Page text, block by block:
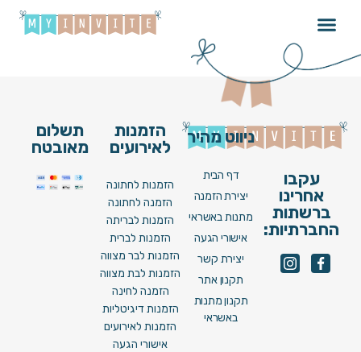
Henna N05 [ Image ]
עקבו
אחרינו
ברשתות
החברתיות:
ניווט מהיר
דף הבית
יצירת הזמנה
מתנות באשראי
אישורי הגעה
יצירת קשר
תקנון אתר
תקנון מתנות
באשראי
הזמנות
לאירועים
הזמנות לחתונה
הזמנה לחתונה
הזמנות לבריתה
הזמנות לברית
הזמנות לבר מצווה
הזמנות לבת מצווה
הזמנה לחינה
הזמנות דיגיטליות
הזמנות לאירועים
אישורי הגעה
תשלום
מאובטח